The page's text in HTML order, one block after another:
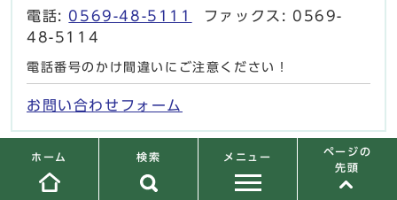
ホーム 検索 メニュー
ページの
先頭
電話: 0569-48-5111
ファックス: 0569-
48-5114
電話番号のかけ間違いにご注意ください！
お問い合わせフォーム
ご意見をお聞かせください